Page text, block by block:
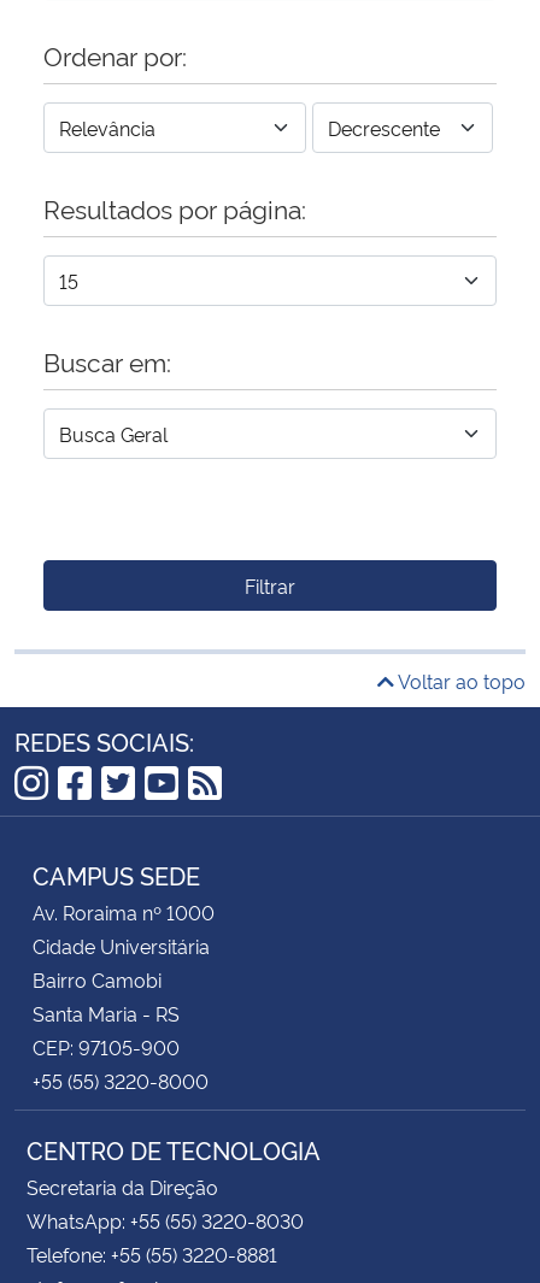
Ordenar por:
Resultados por página:
Buscar em:
Filtrar
Voltar ao topo
REDES SOCIAIS:
Instagram
Facebook
Twitter
YouTube
RSS
CAMPUS SEDE
Av. Roraima nº 1000
Cidade Universitária
Bairro Camobi
Santa Maria - RS
CEP: 97105-900
+55 (55) 3220-8000
CENTRO DE TECNOLOGIA
Secretaria da Direção
WhatsApp: +55 (55) 3220-8030
Telefone: +55 (55) 3220-8881